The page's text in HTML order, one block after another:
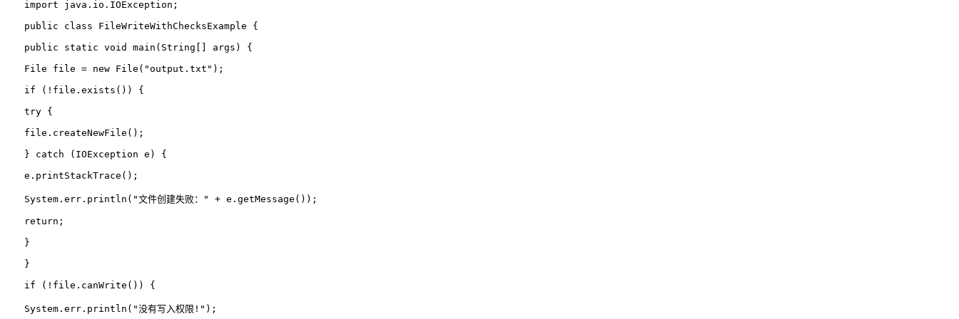
import java.io.IOException;
public class FileWriteWithChecksExample {
public static void main (String[] args) {
File file = new File( "output.txt");
if (!file.exists()) {
try {
file.createNewFile();
} catch (IOException e) {
e.printStackTrace();
System.err.println( "文件创建失败：" + e.getMessage());
return;
}
}
if (!file.canWrite()) {
System.err.println( "没有写入权限!");